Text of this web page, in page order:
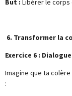
But : Libérer le corps
6. Transformer la
Exercice 6 :
Imagine que ta
: